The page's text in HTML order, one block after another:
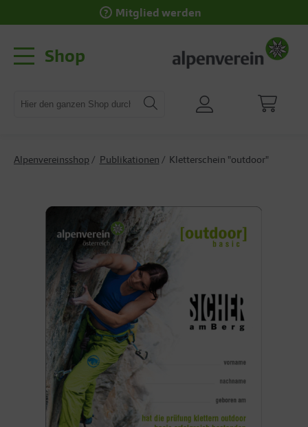
Mitglied werden
Shop
Alpenvereinsshop Publikationen Kletterschein "outdoor"